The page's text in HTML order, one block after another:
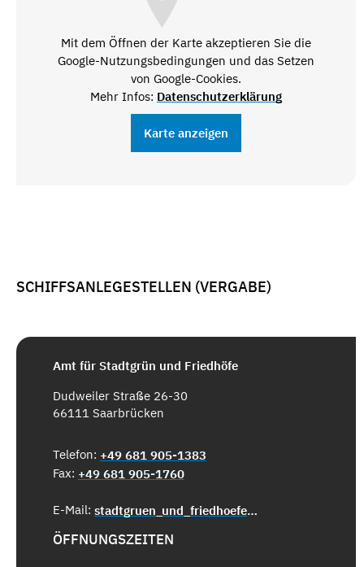
Mit dem Öffnen der Karte akzeptieren Sie die
Google-Nutzungsbedingungen und das Setzen
von Google-Cookies.
Mehr Infos: Datenschutzerklärung
Karte anzeigen
SCHIFFSANLEGESTELLEN (VERGABE)
Amt für Stadtgrün und Friedhöfe
Dudweiler Straße 26-30
66111 Saarbrücken
Telefon: +49 681 905-1383
Fax: +49 681 905-1760
E-Mail: stadtgruen_und_friedhoefe@saarbruecken.de
ÖFFNUNGSZEITEN